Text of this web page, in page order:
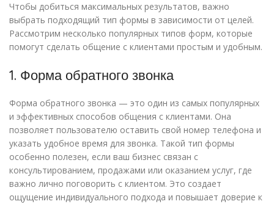
Чтобы добиться максимальных результатов, важно
выбрать подходящий тип формы в зависимости от целей.
Рассмотрим несколько популярных типов форм, которые
помогут сделать общение с клиентами простым и удобным.
1. Форма обратного звонка
Форма обратного звонка — это один из самых популярных
и эффективных способов общения с клиентами. Она
позволяет пользователю оставить свой номер телефона и
указать удобное время для звонка. Такой тип формы
особенно полезен, если ваш бизнес связан с
консультированием, продажами или оказанием услуг, где
важно лично поговорить с клиентом. Это создает
ощущение индивидуального подхода и повышает доверие к